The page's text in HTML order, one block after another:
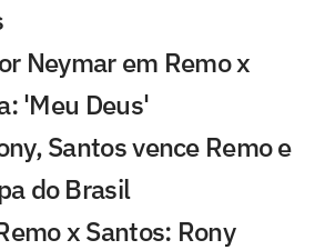
Neymar em Remo x
'Meu Deus'
Santos vence Remo e
do Brasil
x Santos: Rony